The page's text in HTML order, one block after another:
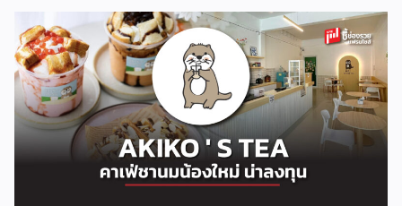
ประเทศ MANOI マノイมาโนอิ สร้างความโดดเด่นที่ไม่เหมือน
ใครด้วยคอนเซ็ปต์หลักคือ “เครื่องดื่มที่ไม่ทำร้ายสุขภาพ” และ
พัฒนาสูตรเครื่องดื่มที่ใช้ความหวานจากธรรมชาติที่ช่วยเผาผลาญ
ได้จริง มาใช้ทดแทนน้ำตาลไฮฟรุกโตสคอร์นไซรัป ซึ่งเป็นน้ำตาล
สังเคราะห์ที่ก่อให้เกิดโรคได้หลายอย่าง เช่น โรคหัวใจ ความดัน
เบาหวาน ไขมันพอกตับ รวมถึงการเลือกใช้วัตถุดิบไม่มีไขมัน
ทรานส์ ไม่ใส่สารกันบูด ส่วนชาและไข่มุกก็ต้มสดใหม่วันต่อวันอีก
ด้วย ปัจจุบันมีเมนูให้เลือกมากกว่า 60 เมนู นอกจากเมนูชานม
ไข่มุกที่เป็นกลุ่มชาใต้หวัน กลุ่มนมสด กลุ่มชาผลไม้ กลุ่มโซดา